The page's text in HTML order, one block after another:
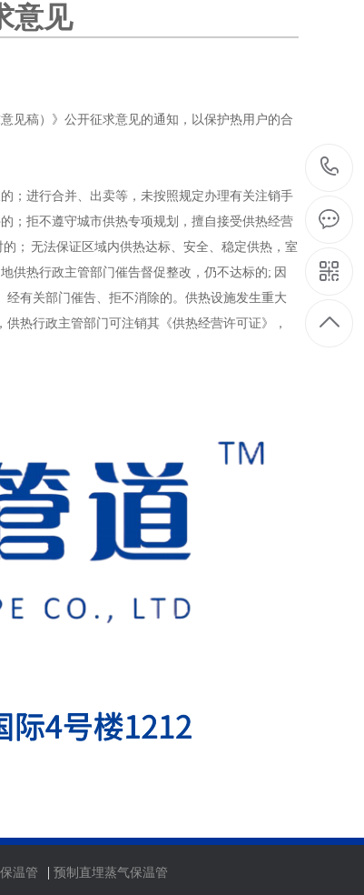
意见大连钢套钢直埋蒸汽管
见稿）》公开征求意见的通知，以保护热用户的合
；进行合并、出卖等，未按照规定办理有关注销手
；拒不遵守城市供热专项规划，擅自接受供热经营
； 无法保证区域内供热达标、安全、稳定供热，室
供热行政主管部门催告督促整改，仍不达标的; 因
有关部门催告、拒不消除的。供热设施发生重大
热行政主管部门可注销其《供热经营许可证》，
温管 | 预制直埋蒸气保温管